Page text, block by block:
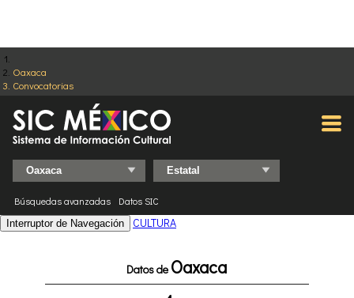
Oaxaca
Convocatorias
Búsquedas avanzadas Datos SIC
Interruptor de Navegación CULTURA
Datos de Oaxaca